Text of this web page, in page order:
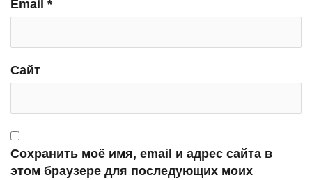
Email *
Сайт
Сохранить моё имя, email и адрес сайта в
этом браузере для последующих моих